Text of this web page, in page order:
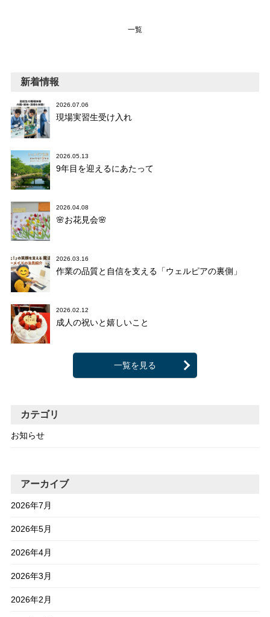
一覧
新着情報
2026.07.06
現場実習生受け入れ
2026.05.13
9年目を迎えるにあたって
2026.04.08
🌸お花見会🌸
2026.03.16
作業の品質と自信を支える「ウェルピアの裏側」
2026.02.12
成人の祝いと嬉しいこと
一覧を見る
カテゴリ
お知らせ
アーカイブ
2026年7月
2026年5月
2026年4月
2026年3月
2026年2月